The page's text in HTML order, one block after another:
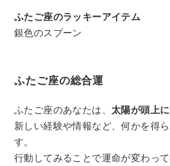
ふたご座のラッキーアイテム
銀色のスプーン
ふたご座の総合運
ふたご座のあなたは、 太陽が頭上
新しい経験や情報など、何かを得
す。
行動してみることで運命が変わっ